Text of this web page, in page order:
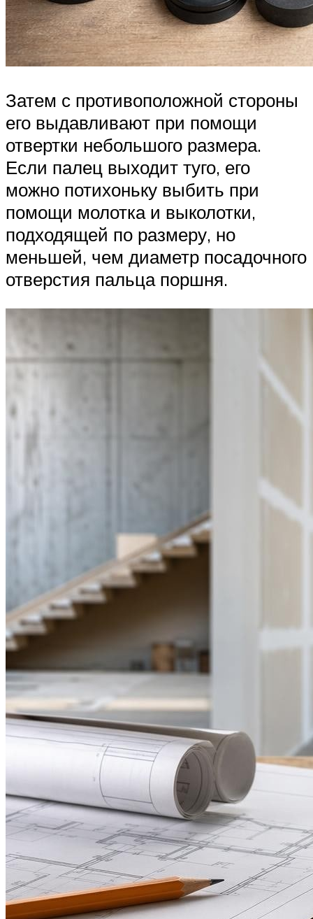
Затем с противоположной стороны
его выдавливают при помощи
отвертки небольшого размера.
Если палец выходит туго, его
можно потихоньку выбить при
помощи молотка и выколотки,
подходящей по размеру, но
меньшей, чем диаметр посадочного
отверстия пальца поршня.